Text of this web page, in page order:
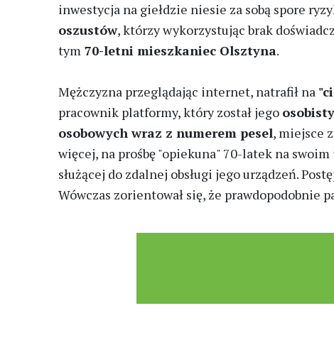
inwestycja na giełdzie niesie za sobą spore
oszustów, którzy wykorzystując brak
tym 70-letni mieszkaniec Olsztyna.
Mężczyzna przeglądając internet, natrafił na
pracownik platformy, który został jego
osobowych wraz z numerem pesel, miejsce
więcej, na prośbę "opiekuna" 70-latek na
służącej do zdalnej obsługi jego urządzeń.
Wówczas zorientował się, że prawdopodobnie